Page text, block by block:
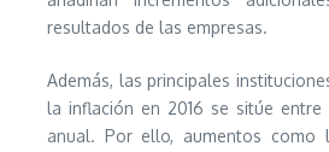
resultados de las empresas.
Además, las principales
la inflación en 2016 se sitúe entre
anual. Por ello, aumentos como